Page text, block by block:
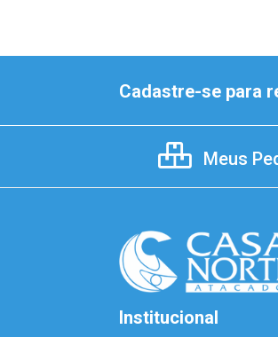
Cadastre-se para
Meus
Institucional